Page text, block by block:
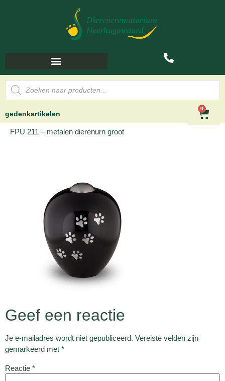
gedenkartikelen
0
FPU 211 – metalen dierenurn groot
Geef een reactie
Je e-mailadres wordt niet gepubliceerd. Vereiste velden zijn
gemarkeerd met *
Reactie *